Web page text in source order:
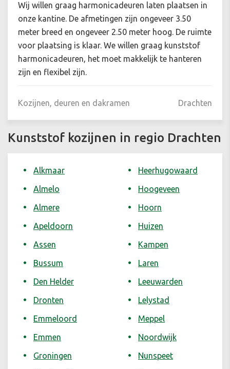
Wij willen graag harmonicadeuren laten plaatsen in
onze kantine. De afmetingen zijn ongeveer 3.50
meter breed en ongeveer 2.50 meter hoog. De ruimte
voor plaatsing is klaar. We willen graag kunststof
harmonicadeuren, het moet makkelijk te hanteren
zijn en flexibel zijn.
Kozijnen, deuren en dakramen Drachten
Kunststof kozijnen in regio Drachten
Alkmaar
Almelo
Almere
Apeldoorn
Assen
Bussum
Den Helder
Dronten
Emmeloord
Emmen
Groningen
Heerhugowaard
Hoogeveen
Hoorn
Huizen
Kampen
Laren
Leeuwarden
Lelystad
Meppel
Noordwijk
Nunspeet